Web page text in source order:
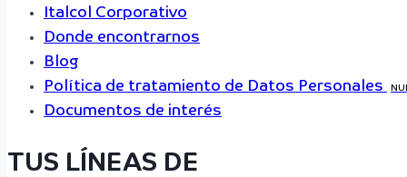
Italcol Corporativo
Donde encontrarnos
Blog
Política de tratamiento de Datos Personales
Documentos de interés
TUS LÍNEAS DE